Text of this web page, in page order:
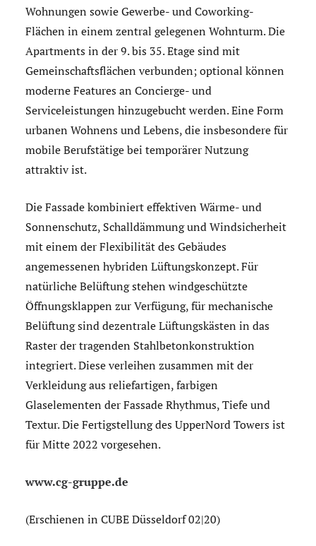
Wohnungen sowie Gewerbe- und Coworking-
Flächen in einem zentral gelegenen Wohnturm. Die
Apartments in der 9. bis 35. Etage sind mit
Gemeinschaftsflächen verbunden; optional können
moderne Features an Concierge- und
Serviceleistungen hinzugebucht werden. Eine Form
urbanen Wohnens und Lebens, die insbesondere für
mobile Berufstätige bei temporärer Nutzung
attraktiv ist.
Die Fassade kombiniert effektiven Wärme- und
Sonnenschutz, Schalldämmung und Windsicherheit
mit einem der Flexibilität des Gebäudes
angemessenen hybriden Lüftungskonzept. Für
natürliche Belüftung stehen windgeschützte
Öffnungsklappen zur Verfügung, für mechanische
Belüftung sind dezentrale Lüftungskästen in das
Raster der tragenden Stahlbetonkonstruktion
integriert. Diese verleihen zusammen mit der
Verkleidung aus reliefartigen, farbigen
Glaselementen der Fassade Rhythmus, Tiefe und
Textur. Die Fertigstellung des UpperNord Towers ist
für Mitte 2022 vorgesehen.
www.cg-gruppe.de
(Erschienen in CUBE Düsseldorf 02|20)